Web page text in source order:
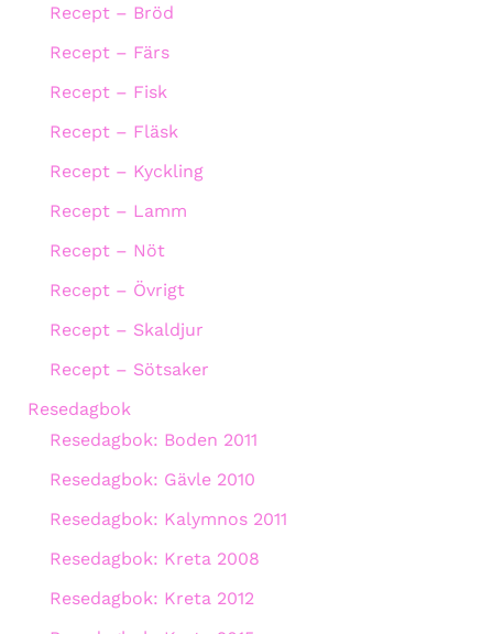
Recept – Bröd
Recept – Färs
Recept – Fisk
Recept – Fläsk
Recept – Kyckling
Recept – Lamm
Recept – Nöt
Recept – Övrigt
Recept – Skaldjur
Recept – Sötsaker
Resedagbok
Resedagbok: Boden 2011
Resedagbok: Gävle 2010
Resedagbok: Kalymnos 2011
Resedagbok: Kreta 2008
Resedagbok: Kreta 2012